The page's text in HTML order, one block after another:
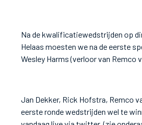
Na de kwalificatiewedstrijden op
Helaas moesten we na de eerste
Wesley Harms (verloor van Remco
Jan Dekker, Rick Hofstra, Remco
eerste ronde wedstrijden wel te